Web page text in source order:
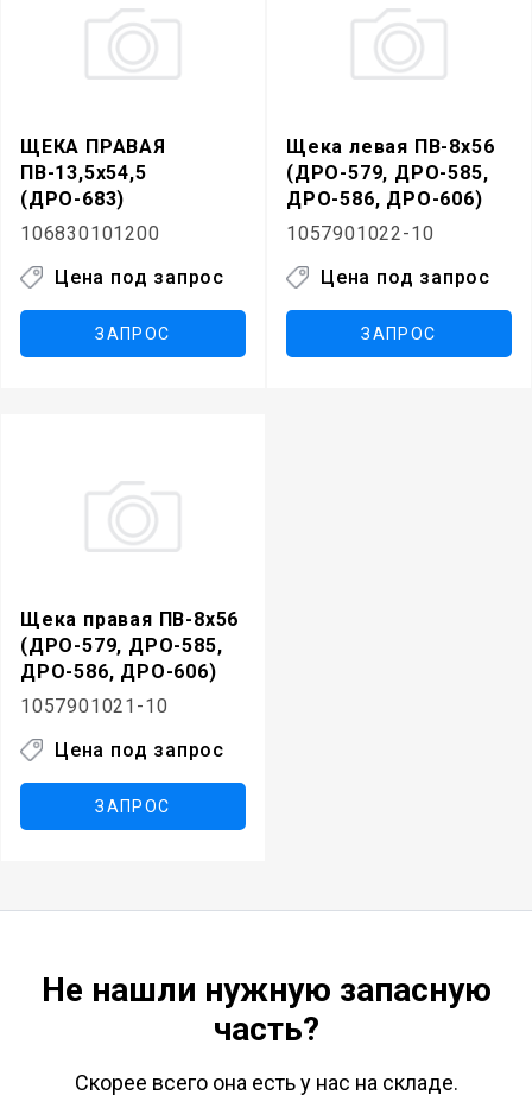
ЩЕКА ПРАВАЯ
ПВ-13,5х54,5
(ДРО-683)
106830101200
Цена под запрос
ЗАПРОС
Щека левая ПВ-8х56
(ДРО-579, ДРО-585,
ДРО-586, ДРО-606)
1057901022-10
Цена под запрос
ЗАПРОС
Щека правая ПВ-8х56
(ДРО-579, ДРО-585,
ДРО-586, ДРО-606)
1057901021-10
Цена под запрос
ЗАПРОС
Не нашли нужную запасную
часть?
Скорее всего она есть у нас на складе.